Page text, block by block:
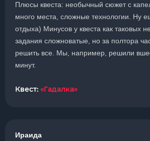
Плюсы квеста: необычный сюжет с
много места, сложные технологии. Ну
отдыха) Минусов у квеста как таковых
задания сложноватые, но за полтора
решить все. Мы, например, решили
минут.
Квест: «Гадалка»
Ираида